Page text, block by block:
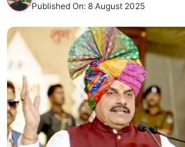
Published On: 8 August 2025